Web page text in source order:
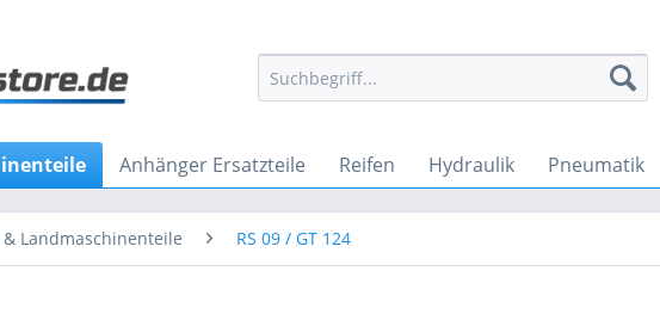
Anhänger Ersatzteile Reifen Hydraulik Pneumatik
Landmaschinenteile RS 09 / GT 124